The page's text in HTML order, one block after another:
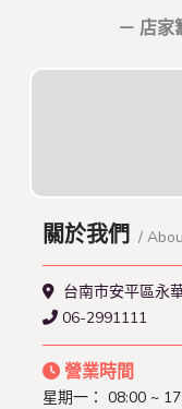
－ 店家
關於我們 /
台南市安平區永
06-2991111
營業時間
星期一： 08:00 ~